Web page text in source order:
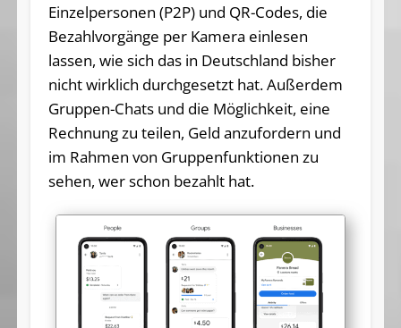
Einzelpersonen (P2P) und QR-Codes, die
Bezahlvorgänge per Kamera einlesen
lassen, wie sich das in Deutschland bisher
nicht wirklich durchgesetzt hat. Außerdem
Gruppen-Chats und die Möglichkeit, eine
Rechnung zu teilen, Geld anzufordern und
im Rahmen von Gruppenfunktionen zu
sehen, wer schon bezahlt hat.